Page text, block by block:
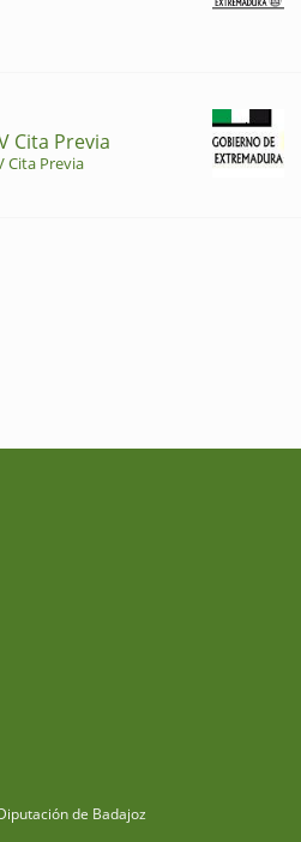
Cita Previa
Cita Previa
de Badajoz